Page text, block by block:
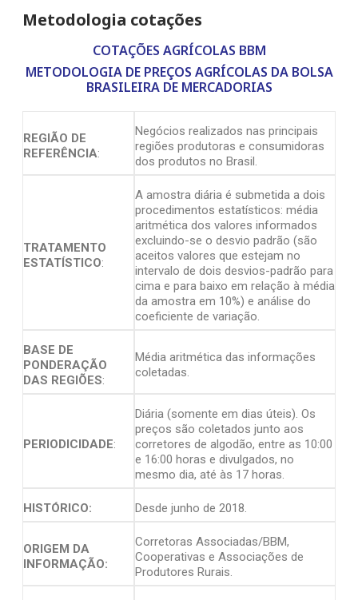
Metodologia cotações
COTAÇÕES AGRÍCOLAS BBM
METODOLOGIA DE PREÇOS AGRÍCOLAS DA BOLSA
BRASILEIRA DE MERCADORIAS
REGIÃO DE
REFERÊNCIA:
Negócios realizados nas principais
regiões produtoras e consumidoras
dos produtos no Brasil.
TRATAMENTO
ESTATÍSTICO:
A amostra diária é submetida a dois
procedimentos estatísticos: média
aritmética dos valores informados
excluindo-se o desvio padrão (são
aceitos valores que estejam no
intervalo de dois desvios-padrão para
cima e para baixo em relação à média
da amostra em 10%) e análise do
coeficiente de variação.
BASE DE
PONDERAÇÃO
DAS REGIÕES:
Média aritmética das informações
coletadas.
PERIODICIDADE:
Diária (somente em dias úteis). Os
preços são coletados junto aos
corretores de algodão, entre as 10:00
e 16:00 horas e divulgados, no
mesmo dia, até às 17 horas.
HISTÓRICO: Desde junho de 2018.
ORIGEM DA
INFORMAÇÃO:
Corretoras Associadas/BBM,
Cooperativas e Associações de
Produtores Rurais.